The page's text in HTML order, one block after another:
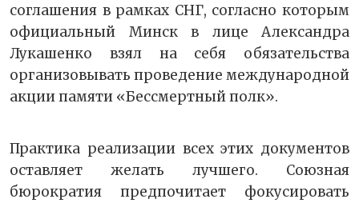
соглашения в рамках СНГ, согласно которым
официальный Минск в лице Александра
Лукашенко взял на себя обязательства
организовывать проведение международной
акции памяти «Бессмертный полк».
Практика реализации всех этих документов
оставляет желать лучшего. Союзная
бюрократия предпочитает фокусировать